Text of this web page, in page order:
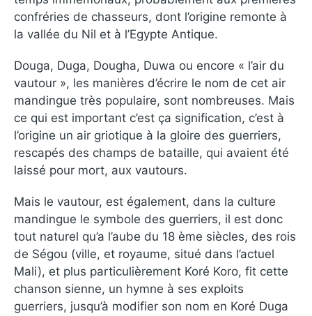
confréries de chasseurs, dont l’origine remonte à
la vallée du Nil et à l’Egypte Antique.
Douga, Duga, Dougha, Duwa ou encore « l’air du
vautour », les manières d’écrire le nom de cet air
mandingue très populaire, sont nombreuses. Mais
ce qui est important c’est ça signification, c’est à
l’origine un air griotique à la gloire des guerriers,
rescapés des champs de bataille, qui avaient été
laissé pour mort, aux vautours.
Mais le vautour, est également, dans la culture
mandingue le symbole des guerriers, il est donc
tout naturel qu’a l’aube du 18 ème siècles, des rois
de Ségou (ville, et royaume, situé dans l’actuel
Mali), et plus particulièrement Koré Koro, fit cette
chanson sienne, un hymne à ses exploits
guerriers, jusqu’à modifier son nom en Koré Duga